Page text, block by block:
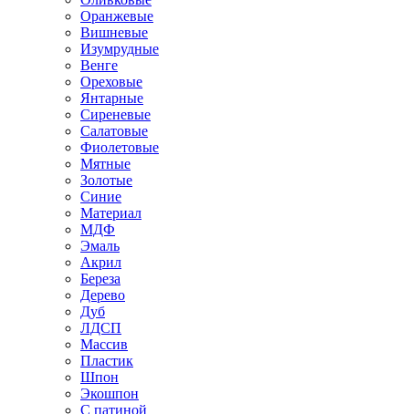
Оранжевые
Вишневые
Изумрудные
Венге
Ореховые
Янтарные
Сиреневые
Салатовые
Фиолетовые
Мятные
Золотые
Синие
Материал
МДФ
Эмаль
Акрил
Береза
Дерево
Дуб
ЛДСП
Массив
Пластик
Шпон
Экошпон
С патиной